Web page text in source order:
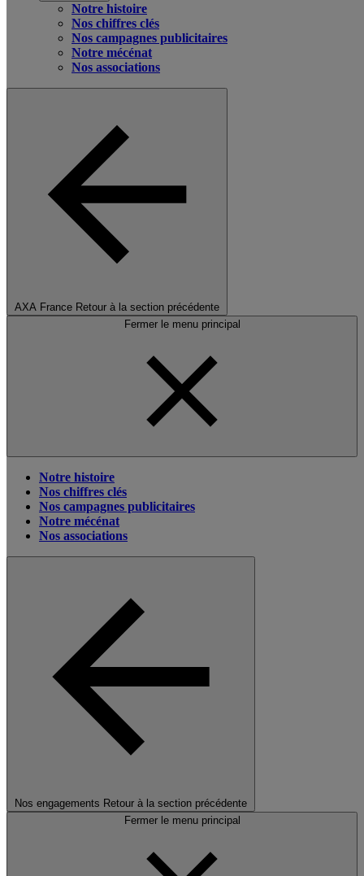
Notre histoire
Nos chiffres clés
Nos campagnes publicitaires
Notre mécénat
Nos associations
AXA France Retour à la section précédente
Fermer le menu principal
Notre histoire
Nos chiffres clés
Nos campagnes publicitaires
Notre mécénat
Nos associations
Nos engagements Retour à la section précédente
Fermer le menu principal